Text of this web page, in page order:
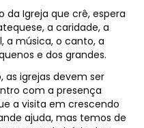
da Igreja que crê, espera
a caridade, a
a música, o canto, a
e dos grandes.
as igrejas devem ser
com a presença
a visita em crescendo
ajuda, mas temos de